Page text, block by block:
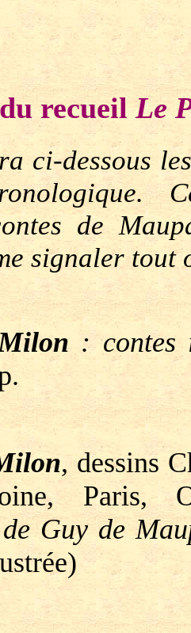
recueilLe
ci-dessous
de
signaler tout
: contes
, dessins
Paris,
Guy de